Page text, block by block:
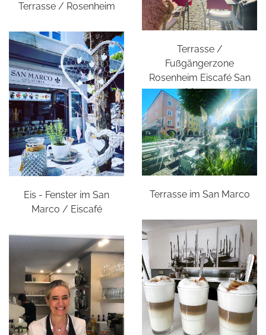
Terrasse / Rosenheim
Terrasse /
Fußgängerzone
Rosenheim Eiscafé San
Marco
Eis - Fenster im San
Marco / Eiscafé
Terrasse im San Marco